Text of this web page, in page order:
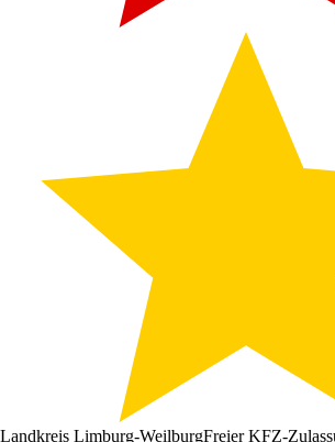
Landkreis Limburg-WeilburgFreier KFZ-